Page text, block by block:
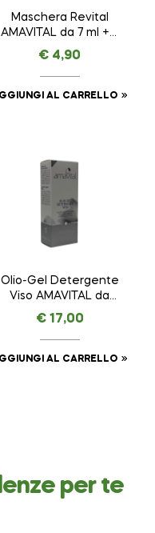
Maschera Revital
AMAVITAL da 7 ml + 7
ml
€ 4,90
AL CARRELLO
Olio-Gel Detergente
Viso AMAVITAL da
100 ml
€17,00
AL CARRELLO
per te